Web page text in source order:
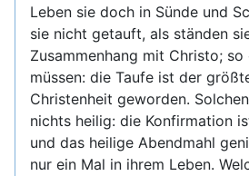
Leben sie doch in Sünde und
sie nicht getauft, als ständen
Zusammenhang mit Christo;
müssen: die Taufe ist der
Christenheit geworden.
nichts heilig: die Konfirmation
und das heilige Abendmahl
nur ein Mal in ihrem Leben.